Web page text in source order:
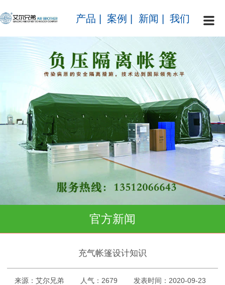
产品 案例 新闻 我们
官方新闻
充气帐篷设计知识
来源：艾尔兄弟 人气：2679 发表时间：2020-09-23